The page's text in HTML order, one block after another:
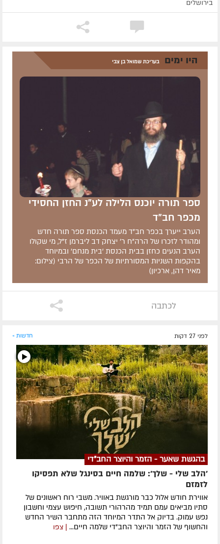
בירושלים
היו ימים בעריכת שמואל בן צבי
ספר תורה יוכנס הלילה לע"נ החזן החסידי
מכפר חב"ד
הערב ייערך בכפר חב"ד מעמד הכנסת ספר תורה חדש
ומהודר לזכרו של הרה"ח ר' יצחק דב ליברמן ז"ל, מי שקולו
הערב הנעים כחזן בבית הכנסת 'בית מנחם' ובמיוחד
בהקפות השניות המסורתיות של הכפר של הרבי (צילום:
מאיר דהן, ארכיון)
לכתבה
לפני 27 דקות חדשות »
בהגשת שאער - הזמר והיוצר החב"די
'הלב שלי - שלך': שלמה חיים בסינגל שלא תפסיקו
לזמזם
אווירת חודש אלול כבר מורגשת באוויר. משבי רוח ראשונים של
סתיו מביאים עמם תמיד מהרהורי תשובה, חיפוש עצמי וחשבון
נפש עמוק. בדיוק אל התדר המיוחד הזה מתחבר השיר החדש
והחשוף של הזמר והיוצר החב"די שלמה חיים... | צפו